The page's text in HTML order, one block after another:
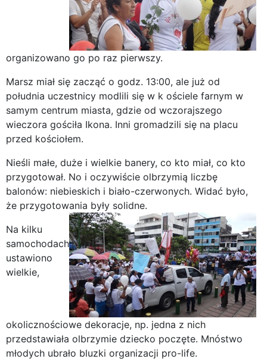
organizowano go po raz pierwszy.
Marsz miał się zacząć o godz. 13:00, ale już od
południa uczestnicy modlili się w k ościele farnym w
samym centrum miasta, gdzie od wczorajszego
wieczora gościła Ikona. Inni gromadzili się na placu
przed kościołem.
Nieśli małe, duże i wielkie banery, co kto miał, co kto
przygotował. No i oczywiście olbrzymią liczbę
balonów: niebieskich i biało-czerwonych. Widać było,
że przygotowania były solidne.
Na kilku
samochodach
ustawiono
wielkie,
okolicznościowe dekoracje, np. jedna z nich
przedstawiała olbrzymie dziecko poczęte. Mnóstwo
młodych ubrało bluzki organizacji pro-life.